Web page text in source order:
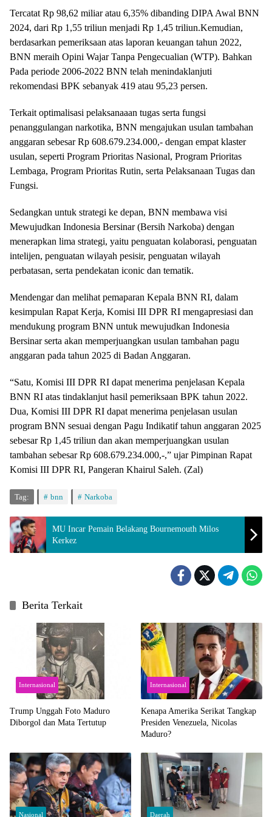
Tercatat Rp 98,62 miliar atau 6,35% dibanding DIPA Awal BNN
2024, dari Rp 1,55 triliun menjadi Rp 1,45 triliun.Kemudian,
berdasarkan pemeriksaan atas laporan keuangan tahun 2022,
BNN meraih Opini Wajar Tanpa Pengecualian (WTP). Bahkan
Pada periode 2006-2022 BNN telah menindaklanjuti
rekomendasi BPK sebanyak 419 atau 95,23 persen.
Terkait optimalisasi pelaksanaaan tugas serta fungsi
penanggulangan narkotika, BNN mengajukan usulan tambahan
anggaran sebesar Rp 608.679.234.000,- dengan empat klaster
usulan, seperti Program Prioritas Nasional, Program Prioritas
Lembaga, Program Prioritas Rutin, serta Pelaksanaan Tugas dan
Fungsi.
Sedangkan untuk strategi ke depan, BNN membawa visi
Mewujudkan Indonesia Bersinar (Bersih Narkoba) dengan
menerapkan lima strategi, yaitu penguatan kolaborasi, penguatan
intelijen, penguatan wilayah pesisir, penguatan wilayah
perbatasan, serta pendekatan iconic dan tematik.
Mendengar dan melihat pemaparan Kepala BNN RI, dalam
kesimpulan Rapat Kerja, Komisi III DPR RI mengapresiasi dan
mendukung program BNN untuk mewujudkan Indonesia
Bersinar serta akan memperjuangkan usulan tambahan pagu
anggaran pada tahun 2025 di Badan Anggaran.
“Satu, Komisi III DPR RI dapat menerima penjelasan Kepala
BNN RI atas tindaklanjut hasil pemeriksaan BPK tahun 2022.
Dua, Komisi III DPR RI dapat menerima penjelasan usulan
program BNN sesuai dengan Pagu Indikatif tahun anggaran 2025
sebesar Rp 1,45 triliun dan akan memperjuangkan usulan
tambahan sebesar Rp 608.679.234.000,-,” ujar Pimpinan Rapat
Komisi III DPR RI, Pangeran Khairul Saleh. (Zal)
Tag: bnn Narkoba
MU Incar Pemain Belakang Bournemouth Milos
Kerkez
Berita Terkait
Internasional
Trump Unggah Foto Maduro
Diborgol dan Mata Tertutup
Internasional
Kenapa Amerika Serikat Tangkap
Presiden Venezuela, Nicolas
Maduro?
Nasional Daerah